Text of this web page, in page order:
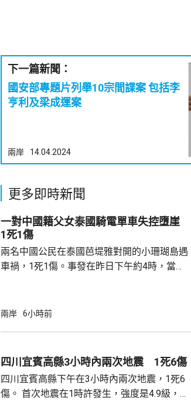
下一篇新聞：
國安部專題片列舉10宗間諜案 包括李
亨利及梁成運案
兩岸 14.04.2024
更多即時新聞
一對中國籍父女泰國騎電單車失控墮崖
1死1傷
兩名中國公民在泰國芭堤雅對開的小珊瑚島遇
車禍，1死1傷。事發在昨日下午約4時，當地
歲父親當場死亡，年約30歲的女兒受傷送院救
後，已聯繫辦案警局及醫院，要求積極救治傷
者，妥善保存死者遺體。使館已聯繫死者在國
內的親屬，將為家屬在泰國善後提...
兩岸 6小時前
四川宜賓高縣3小時內兩次地震 1死6傷
四川宜賓高縣下午在3小時內兩次地震，1死6
傷。 首次地震在1時許發生，強度是4.9級，4